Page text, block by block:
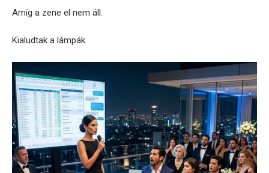
Amíg a zene el nem áll.
Kialudtak a lámpák.